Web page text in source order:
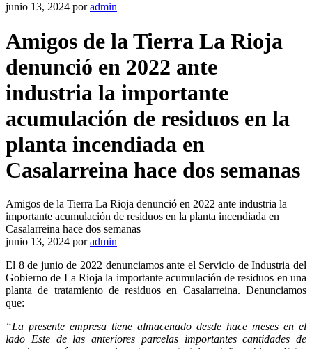
junio 13, 2024 poradmin
Amigos de la Tierra La Rioja
denunció en 2022 ante
industria la importante
acumulación de residuos en la
planta incendiada en
Casalarreina hace dos semanas
Amigos de la Tierra La Rioja denunció en 2022 ante industria la
importante acumulación de residuos en la planta incendiada en
Casalarreina hace dos semanas
junio 13, 2024 poradmin
El 8 de junio de 2022 denunciamos ante el Servicio de Industria del
Gobierno de La Rioja la importante acumulación de residuos en una
planta de tratamiento de residuos en Casalarreina. Denunciamos
que:
“La presente empresa tiene almacenado desde hace meses en el
lado Este de las anteriores parcelas importantes cantidades de